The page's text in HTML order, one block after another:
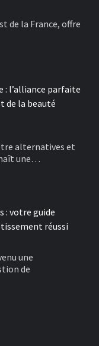
de la France, offre
l’alliance parfaite
de la beauté
alternatives et
une…
: votre guide
réussi
une
de